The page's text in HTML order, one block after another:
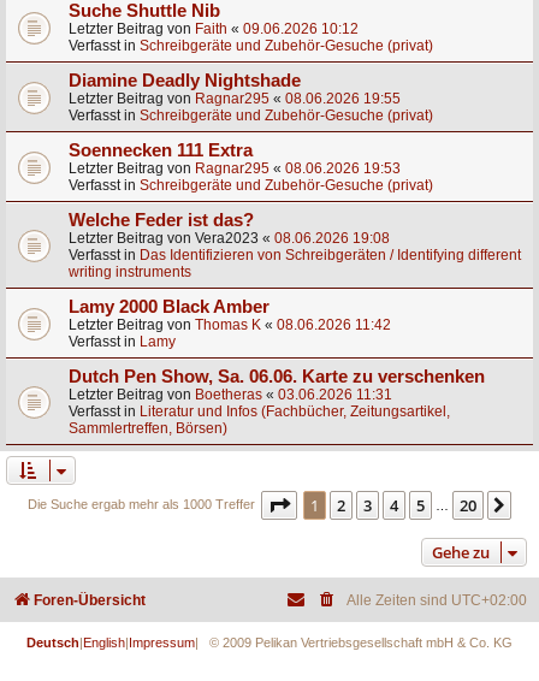
Suche Shuttle Nib
Letzter Beitrag von Faith « 09.06.2026 10:12
Verfasst in Schreibgeräte und Zubehör-Gesuche (privat)
Diamine Deadly Nightshade
Letzter Beitrag von Ragnar295 « 08.06.2026 19:55
Verfasst in Schreibgeräte und Zubehör-Gesuche (privat)
Soennecken 111 Extra
Letzter Beitrag von Ragnar295 « 08.06.2026 19:53
Verfasst in Schreibgeräte und Zubehör-Gesuche (privat)
Welche Feder ist das?
Letzter Beitrag von Vera2023 « 08.06.2026 19:08
Verfasst in Das Identifizieren von Schreibgeräten / Identifying different
writing instruments
Lamy 2000 Black Amber
Letzter Beitrag von Thomas K « 08.06.2026 11:42
Verfasst in Lamy
Dutch Pen Show, Sa. 06.06. Karte zu verschenken
Letzter Beitrag von Boetheras « 03.06.2026 11:31
Verfasst in Literatur und Infos (Fachbücher, Zeitungsartikel,
Sammlertreffen, Börsen)
Die Suche ergab mehr als 1000 Treffer Seite 1von 20
1 2 3 4 5 … 20
Gehe zu
Foren-Übersicht Alle Zeiten sind UTC+02:00
Deutsch English Impressum | © 2009 Pelikan Vertriebsgesellschaft mbH & Co. KG